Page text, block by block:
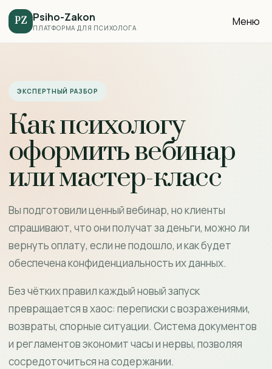
PZ Psiho-Zakon
ПЛАТФОРМА ДЛЯ ПСИХОЛОГА Меню
ЭКСПЕРТНЫЙ РАЗБОР
Как психологу
оформить вебинар
или мастер-класс
Вы подготовили ценный вебинар, но клиенты
спрашивают, что они получат за деньги, можно ли
вернуть оплату, если не подошло, и как будет
обеспечена конфиденциальность их данных.
Без чётких правил каждый новый запуск
превращается в хаос: переписки с возражениями,
возвраты, спорные ситуации. Система документов
и регламентов экономит часы и нервы, позволяя
сосредоточиться на содержании.